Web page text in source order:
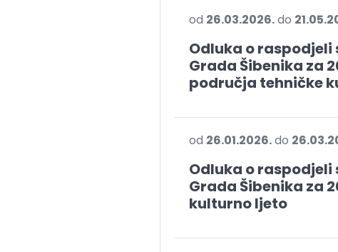
od 26.03.2026.do
Odluka o
Grada Šibenika za
područja tehničke
od 26.01.2026.do
Odluka o
Grada Šibenika za
kulturno ljeto